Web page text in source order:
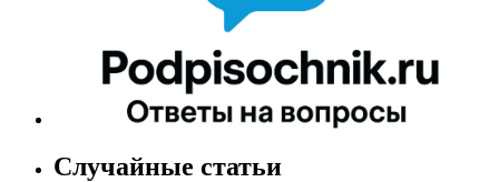
Случайные статьи